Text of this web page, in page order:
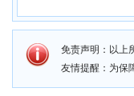
免责声明：以上
友情提醒：为保